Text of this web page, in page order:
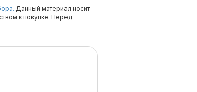
Данный материал носит
к покупке. Перед